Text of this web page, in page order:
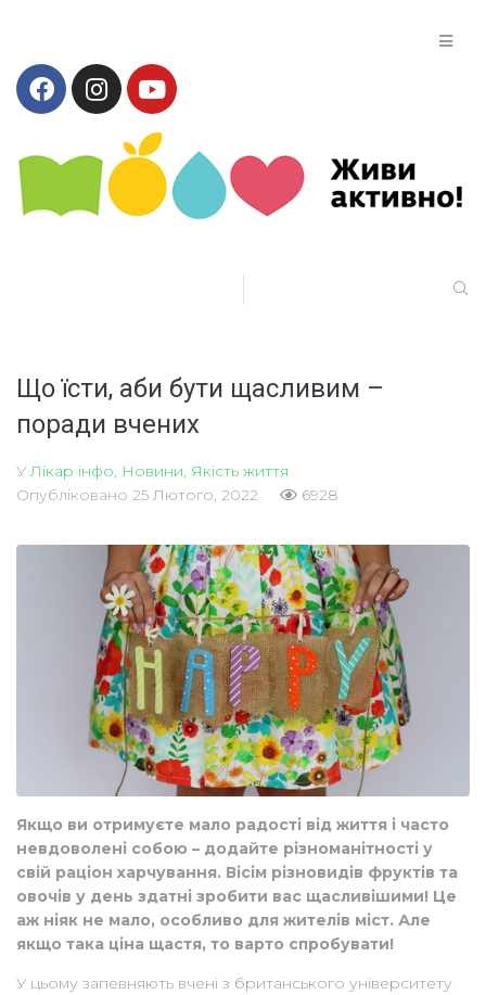
Що їсти, аби бути щасливим –
поради вчених
У Лікар інфо Новини Якість життя
Опубліковано 25 Лютого, 2022 6928
Якщо ви отримуєте мало радості від життя і часто
невдоволені собою – додайте різноманітності у
свій раціон харчування. Вісім різновидів фруктів та
овочів у день здатні зробити вас щасливішими! Це
аж ніяк не мало, особливо для жителів міст. Але
якщо така ціна щастя, то варто спробувати!
У цьому запевняють вчені з британського університету